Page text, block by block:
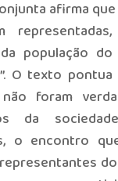
afirma
população
O texto pontua
foram
da
o encontro